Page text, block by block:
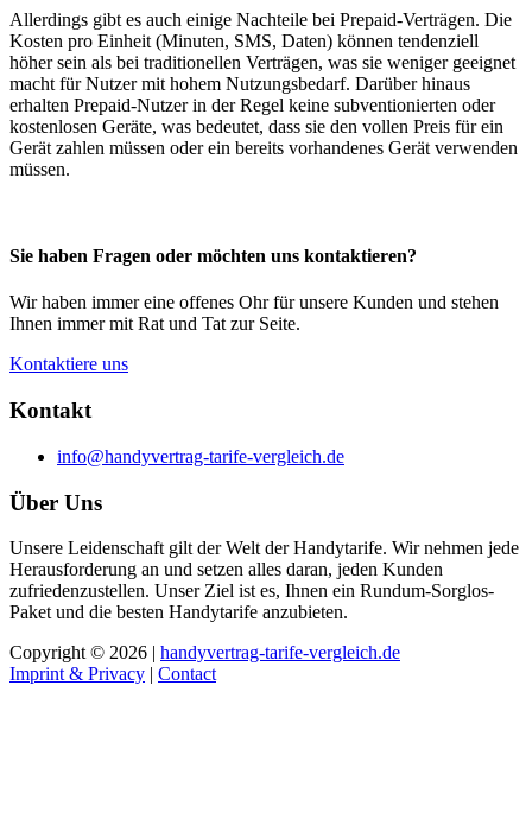
Allerdings gibt es auch einige Nachteile bei Prepaid-Verträgen. Die
Kosten pro Einheit (Minuten, SMS, Daten) können tendenziell
höher sein als bei traditionellen Verträgen, was sie weniger geeignet
macht für Nutzer mit hohem Nutzungsbedarf. Darüber hinaus
erhalten Prepaid-Nutzer in der Regel keine subventionierten oder
kostenlosen Geräte, was bedeutet, dass sie den vollen Preis für ein
Gerät zahlen müssen oder ein bereits vorhandenes Gerät verwenden
müssen.
Sie haben Fragen oder möchten uns kontaktieren?
Wir haben immer eine offenes Ohr für unsere Kunden und stehen
Ihnen immer mit Rat und Tat zur Seite.
Kontaktiere uns
Kontakt
info@handyvertrag-tarife-vergleich.de
Über Uns
Unsere Leidenschaft gilt der Welt der Handytarife. Wir nehmen jede
Herausforderung an und setzen alles daran, jeden Kunden
zufriedenzustellen. Unser Ziel ist es, Ihnen ein Rundum-Sorglos-
Paket und die besten Handytarife anzubieten.
Copyright © 2026 | handyvertrag-tarife-vergleich.de
Imprint & Privacy | Contact